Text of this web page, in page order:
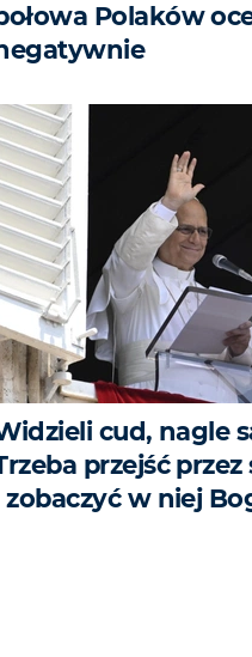
Polaków
cud, nagle
przejść przez
zobaczyć w niej